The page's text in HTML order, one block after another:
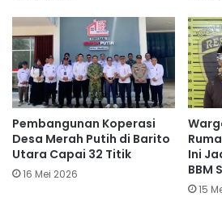
Pembangunan Koperasi
Desa Merah Putih di Barito
Utara Capai 32 Titik
16 Mei 2026
Ini
BBM
15